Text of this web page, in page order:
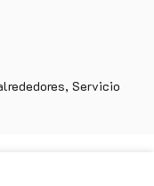
Servicio